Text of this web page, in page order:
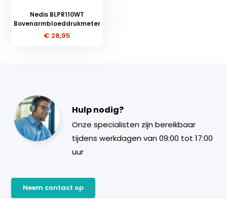
Nedis BLPR110WT
Bovenarmbloeddrukmeter
€ 28,95
Hulp nodig?
Onze specialisten zijn bereikbaar
tijdens werkdagen van 09:00 tot 17:00
uur
Neem contact op